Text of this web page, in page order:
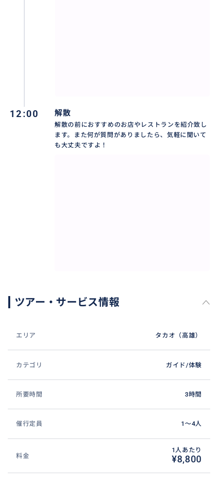
12:00 解散
解散の前におすすめのお店やレストランを紹介致し
ます。また何が質問がありましたら、気軽に聞いて
も大丈夫ですよ！
ツアー・サービス情報
エリア タカオ（高雄）
カテゴリ ガイド/体験
所要時間 3時間
催行定員 1〜4人
料金
1人あたり
¥8,800